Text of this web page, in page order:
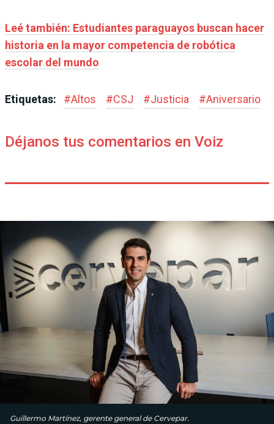
Leé también: Estudiantes paraguayos buscan hacer
historia en la mayor competencia de robótica
escolar del mundo
Etiquetas: #Altos #CSJ #Justicia #Aniversario
Déjanos tus comentarios en Voiz
Guillermo Martínez, gerente general de Cervepar.